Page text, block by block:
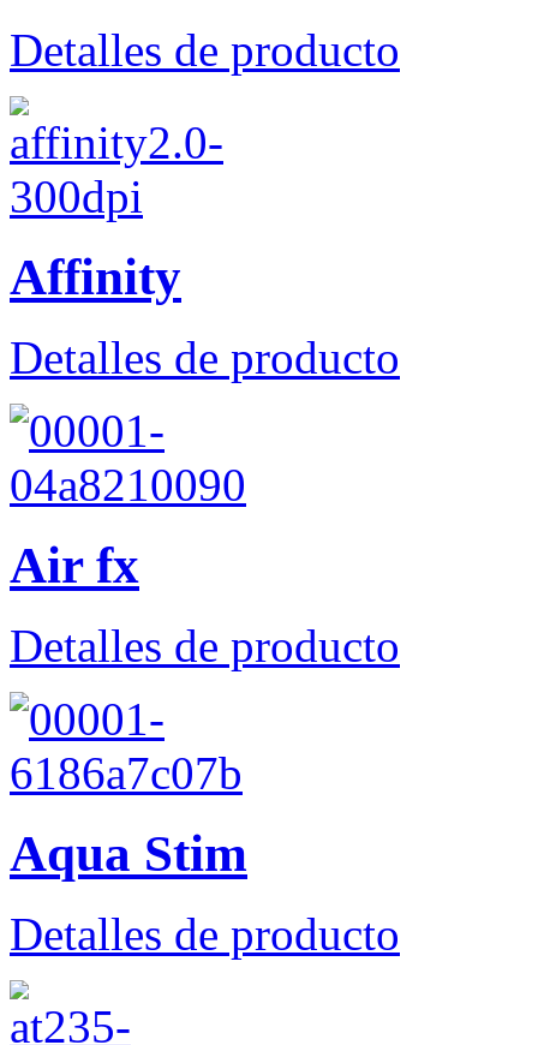
Detalles de producto
Affinity
Detalles de producto
Air fx
Detalles de producto
Aqua Stim
Detalles de producto